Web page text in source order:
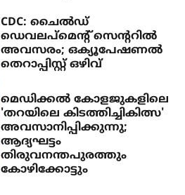
CDC: ചൈൽഡ്
ഡെവലപ്മെന്റ് സെന്ററിൽ
അവസരം; ഒക്യൂപേഷണൽ
തെറാപ്പിസ്റ്റ് ഒഴിവ്
മെഡിക്കൽ കോളജുകളിലെ
'തറയിലെ കിടത്തിച്ചികിത്സ'
അവസാനിപ്പിക്കുന്നു;
ആദ്യഘട്ടം
തിരുവനന്തപുരത്തും
കോഴിക്കോട്ടും